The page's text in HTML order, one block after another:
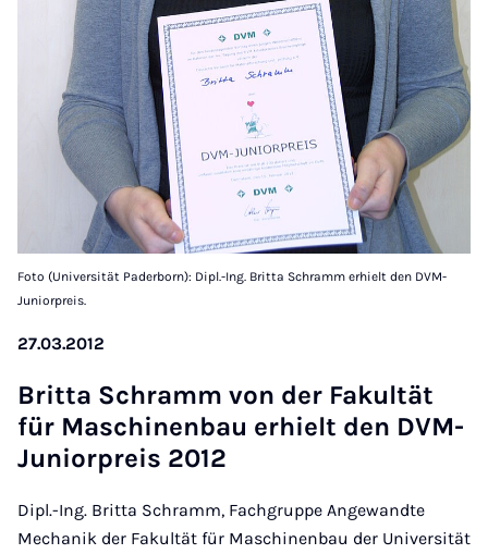
Foto (Universität Paderborn): Dipl.-Ing. Britta Schramm erhielt den DVM-
Juniorpreis.
27.03.2012
Brit­ta Schramm von der Fa­kul­tät
für Ma­schi­nen­bau er­hielt den DVM-
Ju­ni­o­r­preis 2012
Dipl.-Ing. Britta Schramm, Fachgruppe Angewandte
Mechanik der Fakultät für Maschinenbau der Universität